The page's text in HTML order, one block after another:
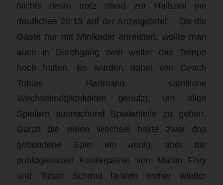
Nichts desto trotz stand zur Halbzeit ein
deutliches 20:13 auf der Anzeigetafel. Da die
Gäste nur mit Minikader anreisten, wollte man
auch in Durchgang zwei weiter das Tempo
hoch halten. Es wurden dabei von Coach
Tobias Hartmann sämtliche
Wechselmöglichkeiten genutzt, um allen
Spielern ausreichend Spielanteile zu geben.
Durch die vielen Wechsel hakte zwar das
gebundene Spiel ein wenig, aber die
punktgenauen Konterpässe von Martin Frey
und Tizian Schmid fanden immer wieder